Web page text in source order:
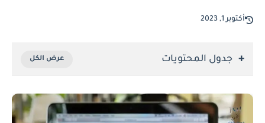
أكتوبر 1, 2023
جدول المحتويات